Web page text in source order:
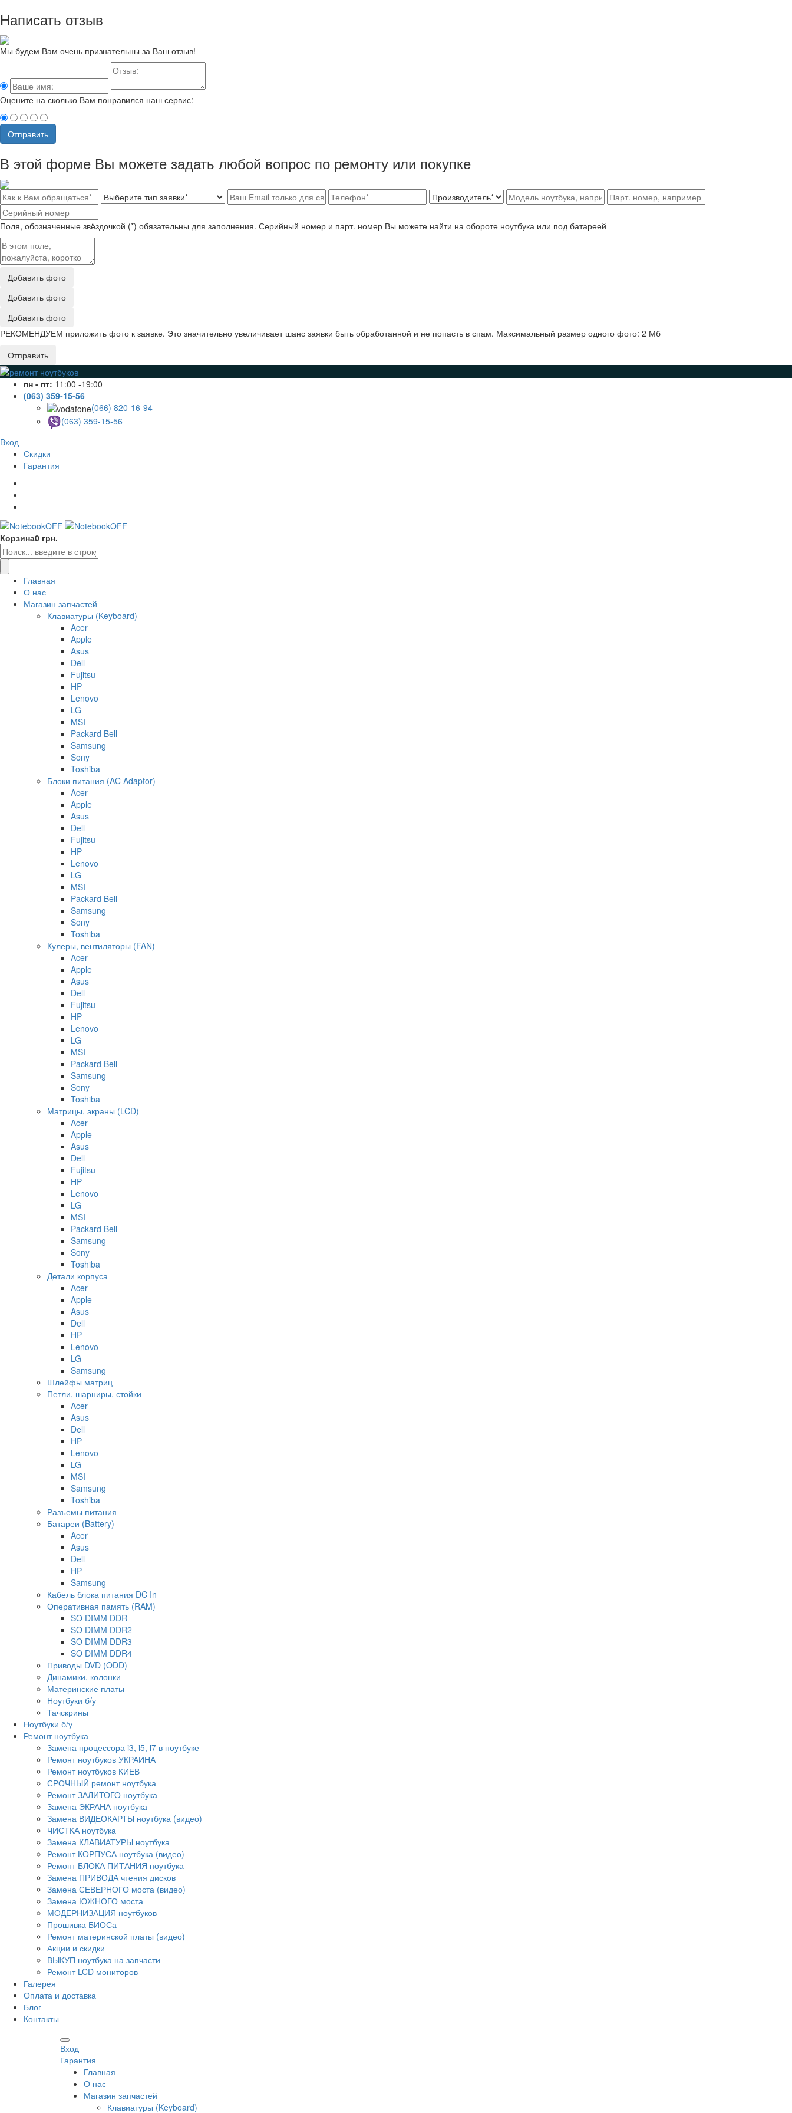
Написать отзыв
Мы будем Вам очень признательны за Ваш отзыв!
Оцените на сколько Вам понравился наш сервис:
Отправить
В этой форме Вы можете задать любой вопрос по ремонту или покупке
Поля, обозначенные звёздочкой (*) обязательны для заполнения. Серийный номер и парт. номер Вы можете найти на обороте ноутбука или под батареей
Добавить фото
Добавить фото
Добавить фото
РЕКОМЕНДУЕМ приложить фото к заявке. Это значительно увеличивает шанс заявки быть обработанной и не попасть в спам. Максимальный размер одного фото: 2 Мб
Отправить
пн - пт: 11:00 -19:00
(063) 359-15-56
(066) 820-16-94
(063) 359-15-56
Вход
Скидки
Гарантия
Корзина0 грн.
Главная
О нас
Магазин запчастей
Клавиатуры (Keyboard)
Acer
Apple
Asus
Dell
Fujitsu
HP
Lenovo
LG
MSI
Packard Bell
Samsung
Sony
Toshiba
Блоки питания (AC Adaptor)
Acer
Apple
Asus
Dell
Fujitsu
HP
Lenovo
LG
MSI
Packard Bell
Samsung
Sony
Toshiba
Кулеры, вентиляторы (FAN)
Acer
Apple
Asus
Dell
Fujitsu
HP
Lenovo
LG
MSI
Packard Bell
Samsung
Sony
Toshiba
Матрицы, экраны (LCD)
Acer
Apple
Asus
Dell
Fujitsu
HP
Lenovo
LG
MSI
Packard Bell
Samsung
Sony
Toshiba
Детали корпуса
Acer
Apple
Asus
Dell
HP
Lenovo
LG
Samsung
Шлейфы матриц
Петли, шарниры, стойки
Acer
Asus
Dell
HP
Lenovo
LG
MSI
Samsung
Toshiba
Разъемы питания
Батареи (Battery)
Acer
Asus
Dell
HP
Samsung
Кабель блока питания DC In
Оперативная память (RAM)
SO DIMM DDR
SO DIMM DDR2
SO DIMM DDR3
SO DIMM DDR4
Приводы DVD (ODD)
Динамики, колонки
Материнские платы
Ноутбуки б/у
Тачскрины
Ноутбуки б/у
Ремонт ноутбука
Замена процессора i3, i5, i7 в ноутбуке
Ремонт ноутбуков УКРАИНА
Ремонт ноутбуков КИЕВ
СРОЧНЫЙ ремонт ноутбука
Ремонт ЗАЛИТОГО ноутбука
Замена ЭКРАНА ноутбука
Замена ВИДЕОКАРТЫ ноутбука (видео)
ЧИСТКА ноутбука
Замена КЛАВИАТУРЫ ноутбука
Ремонт КОРПУСА ноутбука (видео)
Ремонт БЛОКА ПИТАНИЯ ноутбука
Замена ПРИВОДА чтения дисков
Замена СЕВЕРНОГО моста (видео)
Замена ЮЖНОГО моста
МОДЕРНИЗАЦИЯ ноутбуков
Прошивка БИОСа
Ремонт материнской платы (видео)
Акции и скидки
ВЫКУП ноутбука на запчасти
Ремонт LCD мониторов
Галерея
Оплата и доставка
Блог
Контакты
Вход
Гарантия
Главная
О нас
Магазин запчастей
Клавиатуры (Keyboard)